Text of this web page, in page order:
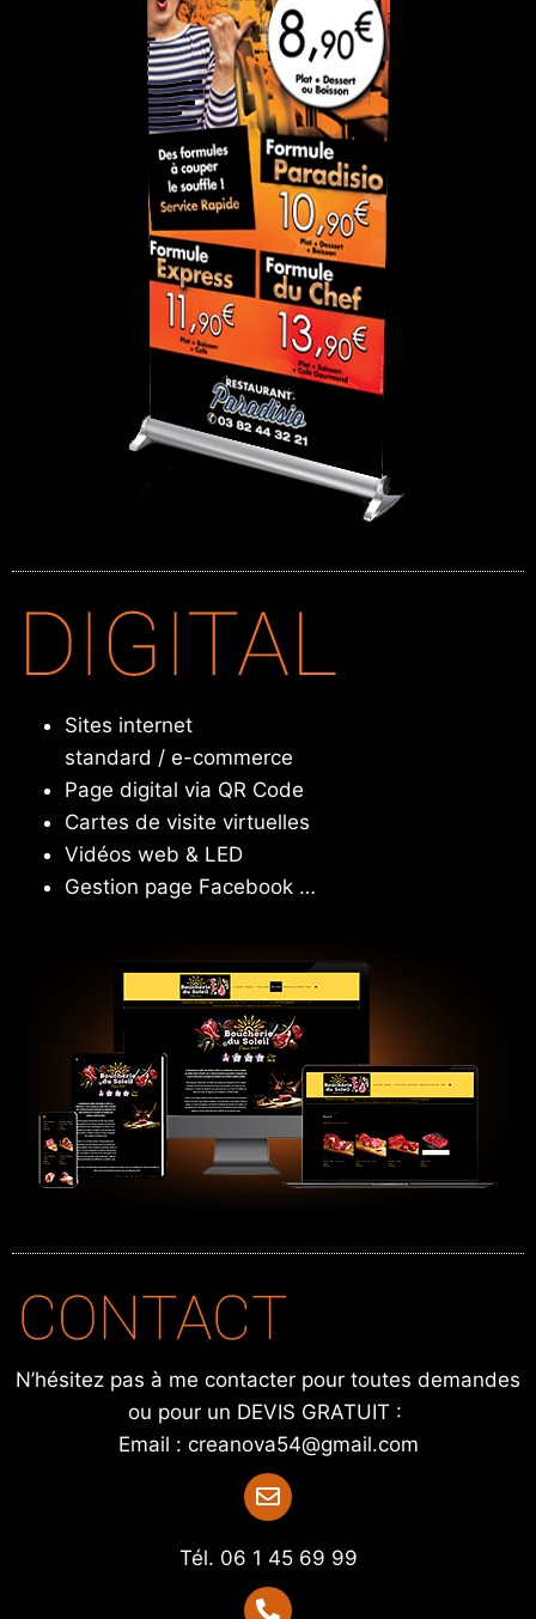
Sites internet
standard / e-commerce
Page digital via QR Code
Cartes de visite virtuelles
Vidéos web & LED
Gestion page Facebook …
N’hésitez pas à me contacter pour toutes demandes
ou pour un DEVIS GRATUIT :
Email : creanova54@gmail.com
Tél. 06 1 45 69 99